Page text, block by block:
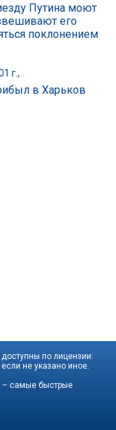
Путина моют
его
поклонением
г.,
в Харьков
по лицензии:
если не указано иное.
– самые быстрые